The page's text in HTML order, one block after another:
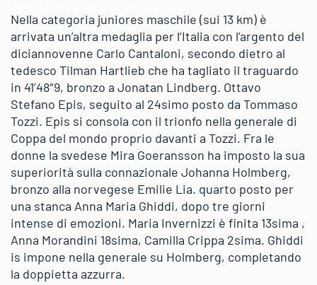
Nella categoria juniores maschile (sui 13 km) è
arrivata un’altra medaglia per l’Italia con l’argento del
diciannovenne Carlo Cantaloni, secondo dietro al
tedesco Tilman Hartlieb che ha tagliato il traguardo
in 41’48″9, bronzo a Jonatan Lindberg. Ottavo
Stefano Epis, seguito al 24simo posto da Tommaso
Tozzi. Epis si consola con il trionfo nella generale di
Coppa del mondo proprio davanti a Tozzi. Fra le
donne la svedese Mira Goeransson ha imposto la sua
superiorità sulla connazionale Johanna Holmberg,
bronzo alla norvegese Emilie Lia. quarto posto per
una stanca Anna Maria Ghiddi, dopo tre giorni
intense di emozioni. Maria Invernizzi è finita 13sima ,
Anna Morandini 18sima, Camilla Crippa 2sima. Ghiddi
is impone nella generale su Holmberg, completando
la doppietta azzurra.